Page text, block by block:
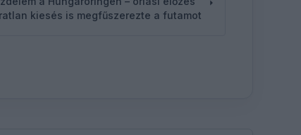
kiesés is megfűszerezte a futamot